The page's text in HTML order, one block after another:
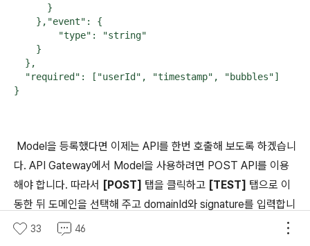
      }
    },"event": {
        "type": "string"
    }
  },
  "required": ["userId", "timestamp", "bubbles"]
}
Model을 등록했다면 이제는 API를 한번 호출해 보도록 하겠습니
다. API Gateway에서 Model을 사용하려면 POST API를 이용
해야 합니다. 따라서 [POST] 탭을 클릭하고 [TEST] 탭으로 이
동한 뒤 도메인을 선택해 주고 domainId와 signature를 입력합니
다. domainId와 signature는 앞서 Custom 연동할 때 생성한 Inv
33 46